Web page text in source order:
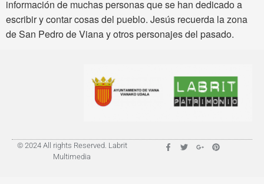
información de muchas personas que se han dedicado a
escribir y contar cosas del pueblo. Jesús recuerda la zona
de San Pedro de Viana y otros personajes del pasado.
© 2024 All rights Reserved. Labrit
Multimedia